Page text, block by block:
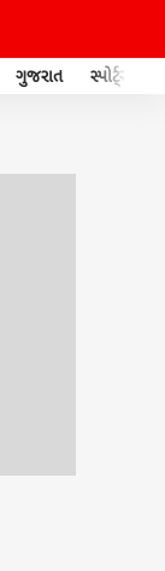
ગુજરાત સ્પોર્ટ્સ